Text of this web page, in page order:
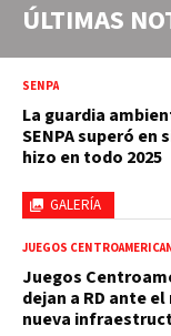
ÚLTIMAS
GALERÍA
SENPA
La guardia
SENPA superó en
hizo en todo 2025
JUEGOS
Juegos
dejan a RD ante
nueva